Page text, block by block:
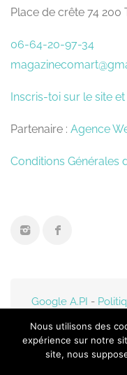
Place de crête 74
06-64-20-97-34
Inscris-toi sur le site
Partenaire : Agence
Conditions Générales
Google A.PI -
confidentialité - Mis
ligne parWeb-
Nous utilisons des
expérience sur notre
site, nous